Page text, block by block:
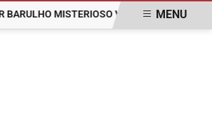
MISTERIOSO VINDO DO MARMENU